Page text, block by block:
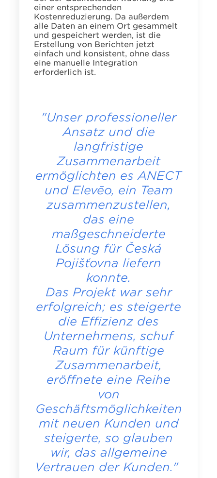
einer entsprechenden
Kostenreduzierung. Da außerdem
alle Daten an einem Ort gesammelt
und gespeichert werden, ist die
Erstellung von Berichten jetzt
einfach und konsistent, ohne dass
eine manuelle Integration
erforderlich ist.
"Unser professioneller
Ansatz und die
langfristige
Zusammenarbeit
ermöglichten es ANECT
und Elevēo, ein Team
zusammenzustellen,
das eine
maßgeschneiderte
Lösung für Česká
Pojišťovna liefern
konnte.
Das Projekt war sehr
erfolgreich; es steigerte
die Effizienz des
Unternehmens, schuf
Raum für künftige
Zusammenarbeit,
eröffnete eine Reihe
von
Geschäftsmöglichkeiten
mit neuen Kunden und
steigerte, so glauben
wir, das allgemeine
Vertrauen der Kunden."